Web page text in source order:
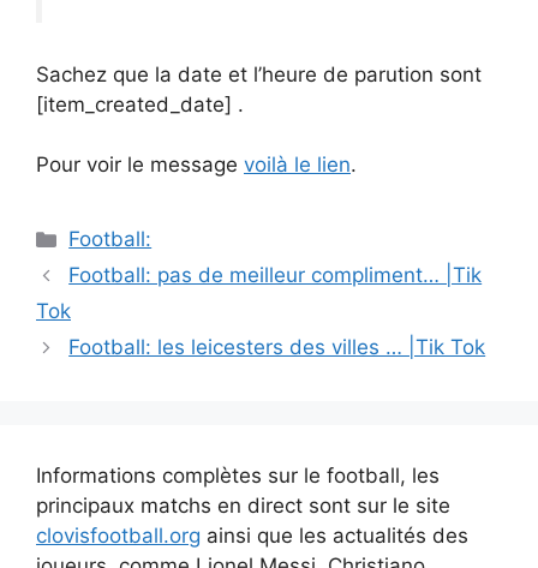
Sachez que la date et l’heure de parution sont
[item_created_date] .
Pour voir le message voilà le lien.
Catégories
Football:
Navigation
des
Football: pas de meilleur compliment… |Tik
Tok
Football: les leicesters des villes … |Tik Tok
Informations complètes sur le football, les
principaux matchs en direct sont sur le site
clovisfootball.org ainsi que les actualités des